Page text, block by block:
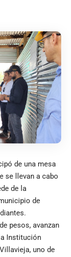
de una mesa
se llevan a cabo
de la
de
pesos, avanzan
Institución
uno de